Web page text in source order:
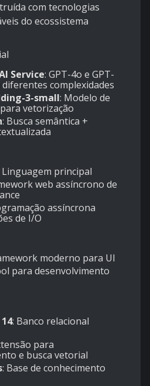
com tecnologias
do ecossistema
Service: GPT-4o e GPT-
complexidades
3-small: Modelo de
vetorização
: Busca semântica +
Linguagem principal
web assíncrono de
assíncrona
de I/O
moderno para UI
para desenvolvimento
: Banco relacional
para
e busca vetorial
: Base de conhecimento